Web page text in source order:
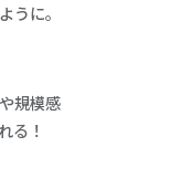
うに。
規模感
る！